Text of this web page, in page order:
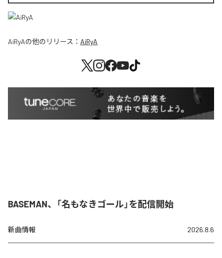
AiRyAの他のリリース： AiRyA
BASEMAN、「名もなきゴール」を配信開始
新曲情報 2026.8.6